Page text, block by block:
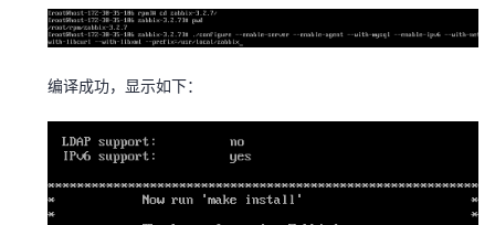
编译成功，显示如下：